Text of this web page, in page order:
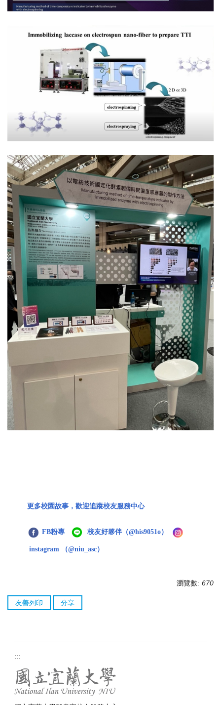
更多校園故事，歡迎追蹤校友服務中心
FB粉專 校友好夥伴 （@his9051o）
instagram （@niu_asc）
瀏覽數: 670
友善列印 分享
:::